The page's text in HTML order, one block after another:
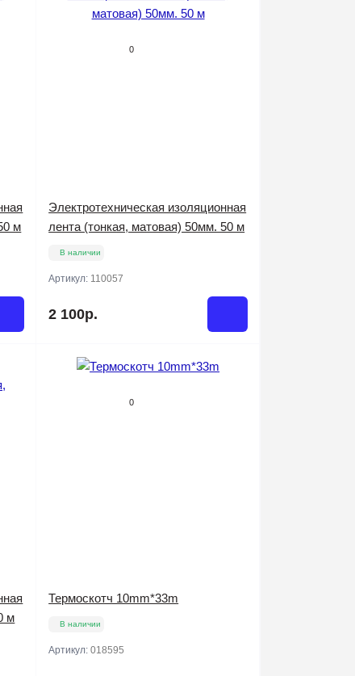
м
0
Электротехническая изоляционная
лента (тонкая, матовая) 50мм. 50 м
В наличии
Артикул: 110057
2 100р.
м
0
Термоскотч 10mm*33m
В наличии
Артикул:018595